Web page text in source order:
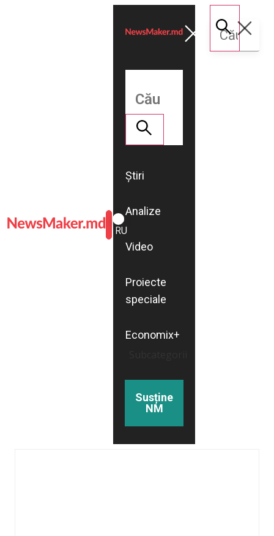
ROMÂNĂ
RU
Știri
Analize
Video
Proiecte
speciale
Economix+
Susține
NM